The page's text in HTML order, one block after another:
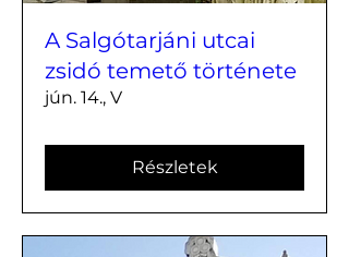
A Salgótarjáni utcai
zsidó temető története
jún. 14., V
Részletek